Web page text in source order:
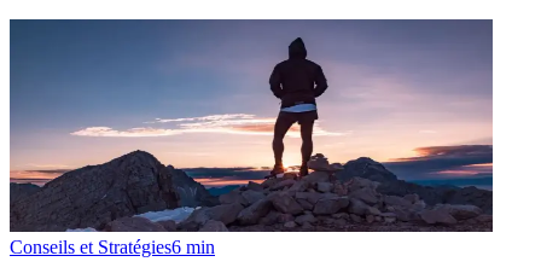
Conseils et Stratégies6 min